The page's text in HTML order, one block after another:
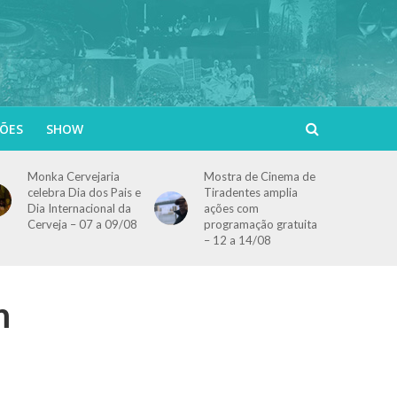
SHOW
Monka Cervejaria
celebra Dia dos Pais e
Dia Internacional da
Cerveja – 07 a 09/08
Mostra de Cinema de
Tiradentes amplia
ações com
programação gratuita
– 12 a 14/08